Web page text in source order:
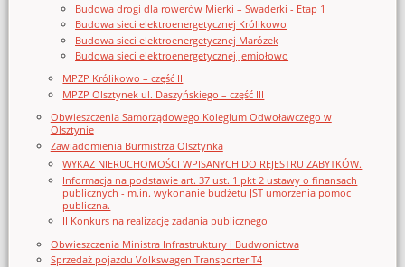
Budowa drogi dla rowerów Mierki – Swaderki - Etap 1
Budowa sieci elektroenergetycznej Królikowo
Budowa sieci elektroenergetycznej Marózek
Budowa sieci elektroenergetycznej Jemiołowo
MPZP Królikowo – część II
MPZP Olsztynek ul. Daszyńskiego – część III
Obwieszczenia Samorządowego Kolegium Odwoławczego w
Olsztynie
Zawiadomienia Burmistrza Olsztynka
WYKAZ NIERUCHOMOŚCI WPISANYCH DO REJESTRU ZABYTKÓW.
Informacja na podstawie art. 37 ust. 1 pkt 2 ustawy o finansach
publicznych - m.in. wykonanie budżetu JST umorzenia pomoc
publiczna.
II Konkurs na realizację zadania publicznego
Obwieszczenia Ministra Infrastruktury i Budwonictwa
Sprzedaż pojazdu Volkswagen Transporter T4